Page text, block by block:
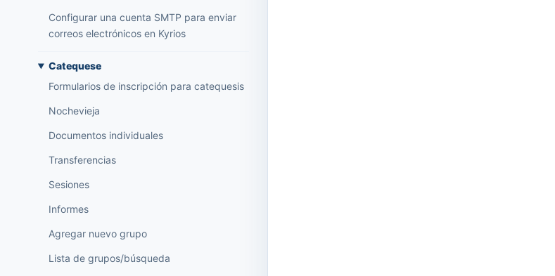
Configurar una cuenta SMTP para enviar
correos electrónicos en Kyrios
Catequese
Formularios de inscripción para catequesis
Nochevieja
Documentos individuales
Transferencias
Sesiones
Informes
Agregar nuevo grupo
Lista de grupos/búsqueda